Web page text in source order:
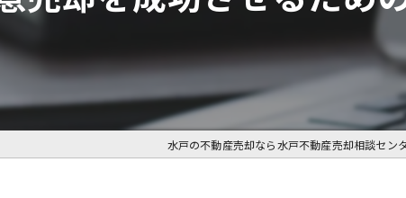
水戸の不動産売却なら水戸不動産売却相談セン